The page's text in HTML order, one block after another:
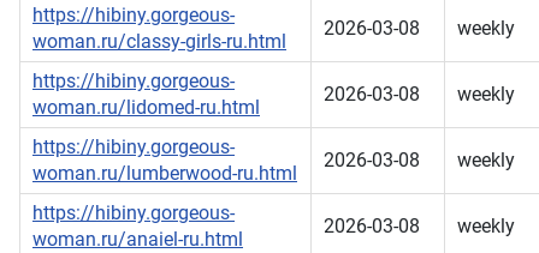
https://hibiny.gorgeous-
woman.ru/classy-girls-ru.html
2026-03-08 weekly
https://hibiny.gorgeous-
woman.ru/lidomed-ru.html
2026-03-08 weekly
https://hibiny.gorgeous-
woman.ru/lumberwood-ru.html
2026-03-08 weekly
https://hibiny.gorgeous-
woman.ru/anaiel-ru.html
2026-03-08 weekly